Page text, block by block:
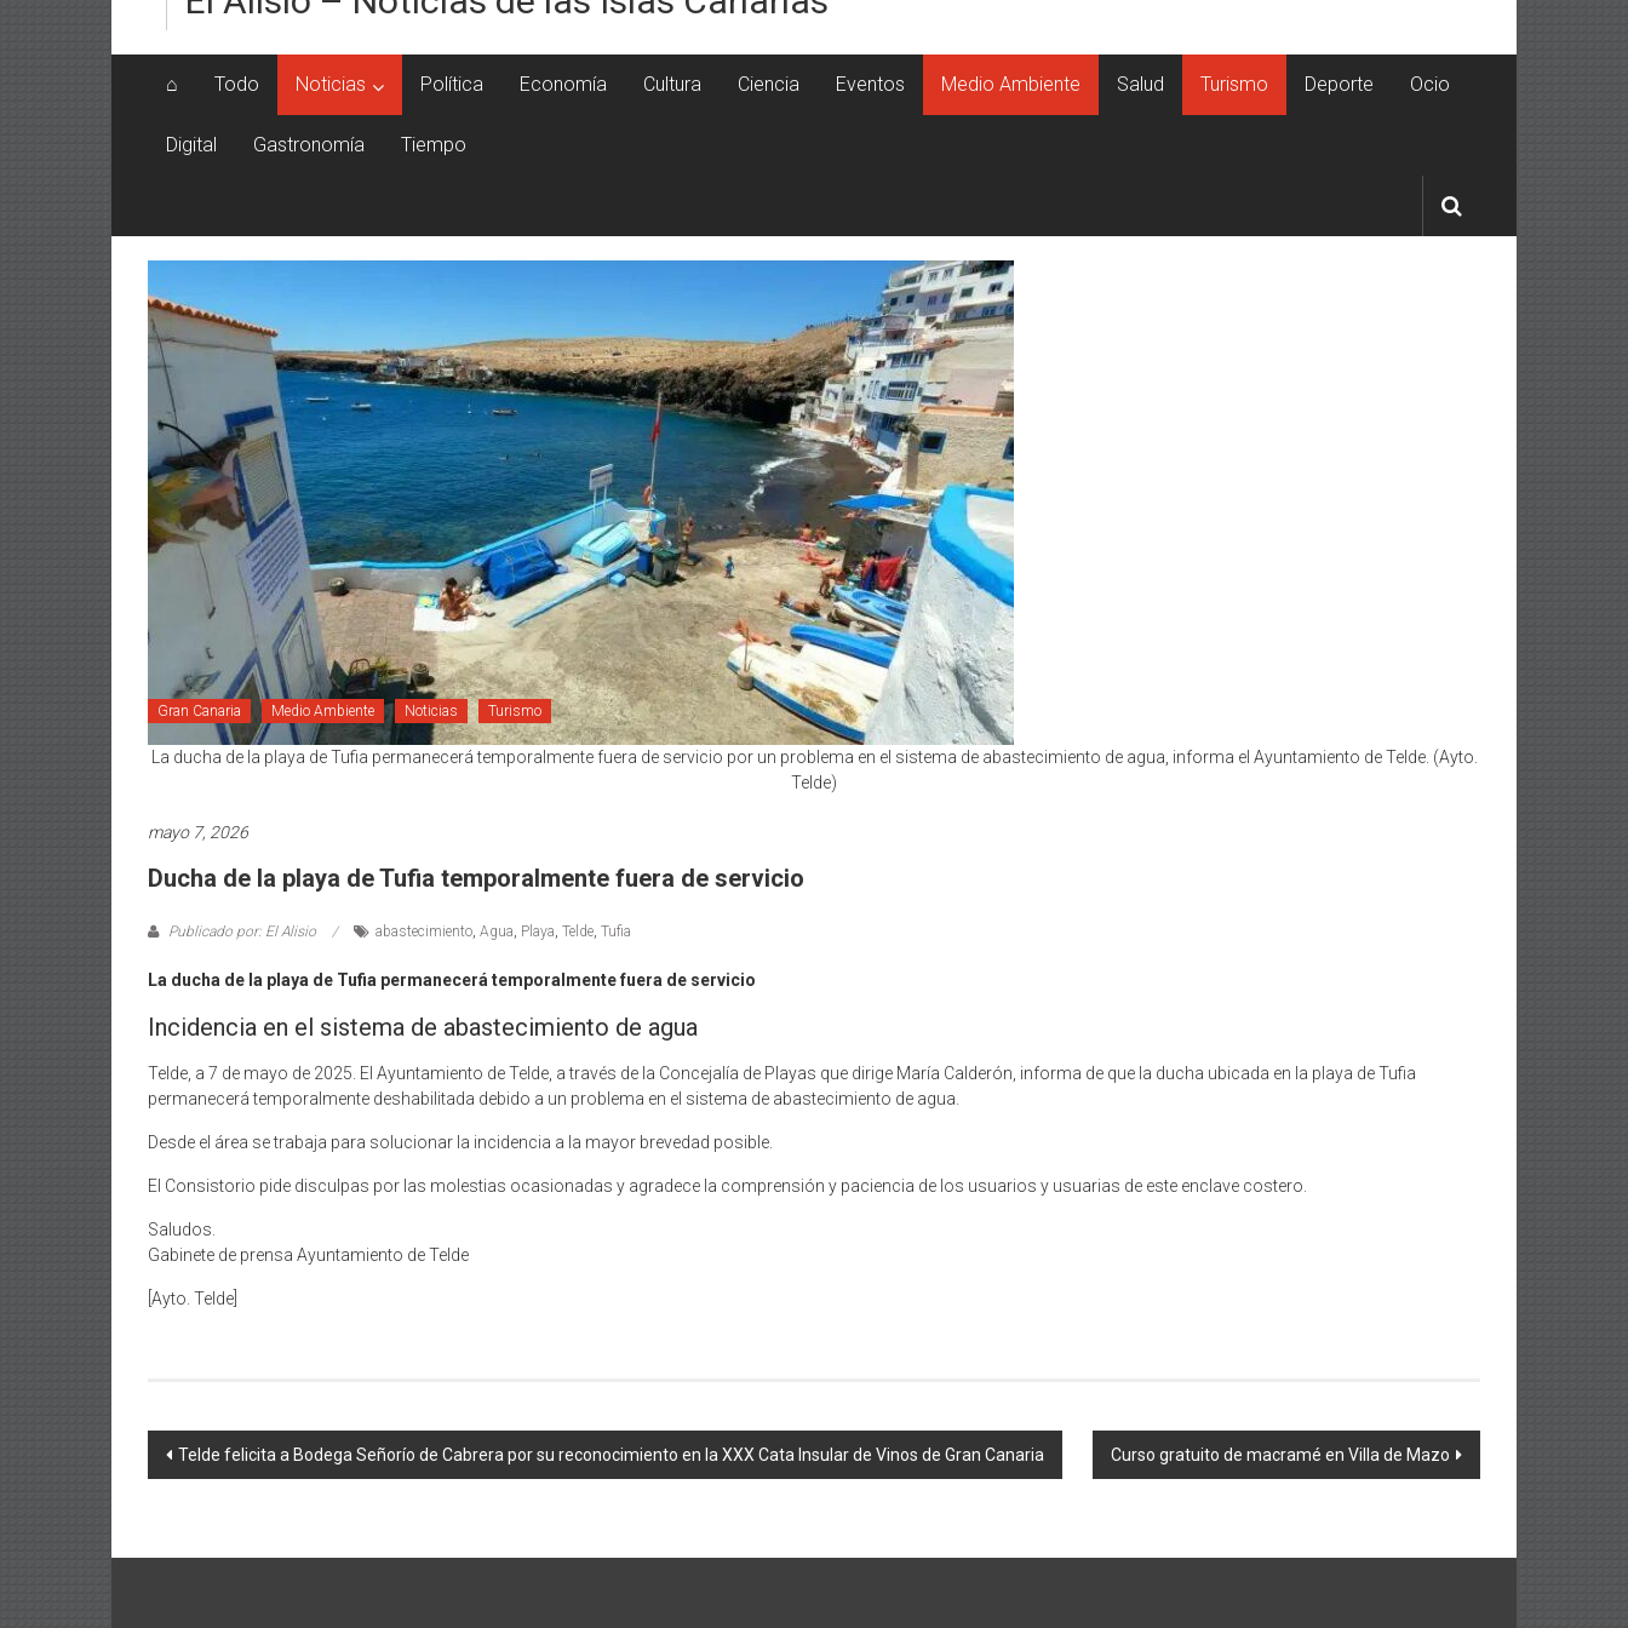
⌂ Todo Noticias Política Economía Cultura Ciencia Eventos Medio Ambiente Salud Turismo Deporte Ocio
Digital Gastronomía Tiempo
Gran Canaria Medio Ambiente Noticias Turismo
La ducha de la playa de Tufia permanecerá temporalmente fuera de servicio por un problema en el sistema de abastecimiento de agua, informa el Ayuntamiento de Telde. (Ayto.
Telde)
mayo 7, 2026
Ducha de la playa de Tufia temporalmente fuera de servicio
Publicado por: El Alisio abastecimiento, Agua, Playa, Telde, Tufia
La ducha de la playa de Tufia permanecerá temporalmente fuera de servicio
Incidencia en el sistema de abastecimiento de agua
Telde, a 7 de mayo de 2025. El Ayuntamiento de Telde, a través de la Concejalía de Playas que dirige María Calderón, informa de que la ducha ubicada en la playa de Tufia
permanecerá temporalmente deshabilitada debido a un problema en el sistema de abastecimiento de agua.
Desde el área se trabaja para solucionar la incidencia a la mayor brevedad posible.
El Consistorio pide disculpas por las molestias ocasionadas y agradece la comprensión y paciencia de los usuarios y usuarias de este enclave costero.
Saludos.
Gabinete de prensa Ayuntamiento de Telde
[Ayto. Telde]
Navegación
Telde felicita a Bodega Señorío de Cabrera por su reconocimiento en la XXX Cata Insular de Vinos de Gran Canaria Curso gratuito de macramé en Villa de Mazo